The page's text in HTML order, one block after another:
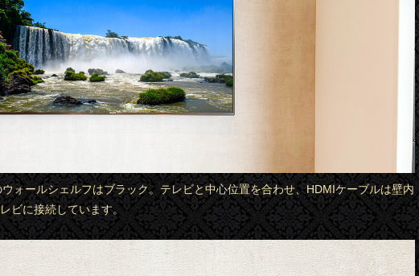
ォールシェルフはブラック。テレビと中心位置を合わせ、HDMIケーブルは壁内
ビに接続しています。